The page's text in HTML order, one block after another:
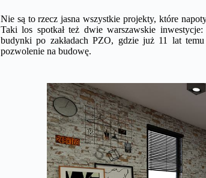
Nie są to rzecz jasna wszystkie projekty, które
Taki los spotkał też dwie warszawskie
budynki po zakładach PZO, gdzie już 11 lat
pozwolenie na budowę.